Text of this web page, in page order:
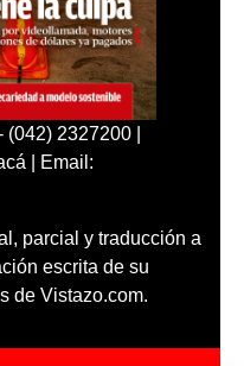
2327200 |
| Email:
parcial y traducción a
escrita de su
de Vistazo.com.